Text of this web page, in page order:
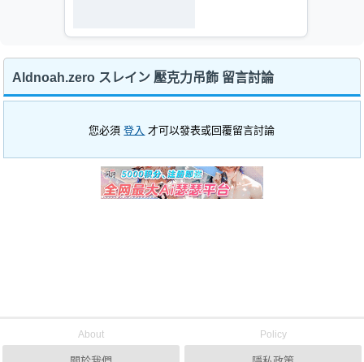
Aldnoah.zero スレイン 壓克力吊飾 留言討論
您必須登入 才可以發表或回覆留言討論
About Policy